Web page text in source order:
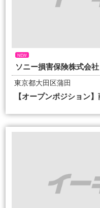
NEW
ソニー損害保険株式会社
東京都大田区蒲田
【オープンポジション